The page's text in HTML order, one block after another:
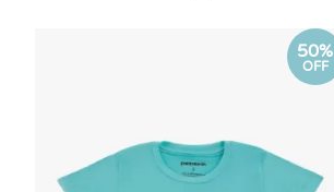
50%
OFF